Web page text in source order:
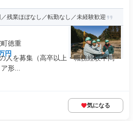
残業ほぼなし／転勤なし／未経験歓迎
徳重
円
人を募集（高卒以上・職務経験不問・
形...
気になる